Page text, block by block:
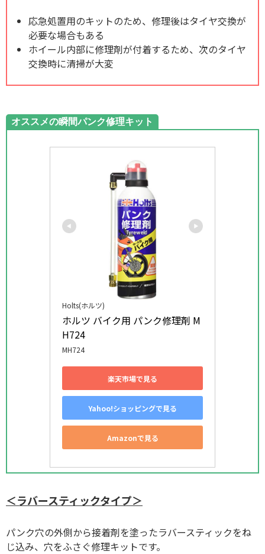
応急処置用のキットのため、修理後はタイヤ交換が
必要な場合もある
ホイール内部に修理剤が付着するため、次のタイヤ
交換時に清掃が大変
オススメの瞬間パンク修理キット
Holts(ホルツ)
ホルツ バイク用 パンク修理剤 M
H724
MH724
楽天市場で見る
Yahoo!ショッピングで見る
Amazonで見る
＜ラバースティックタイプ＞
パンク穴の外側から接着剤を塗ったラバースティックをね
じ込み、穴をふさぐ修理キットです。